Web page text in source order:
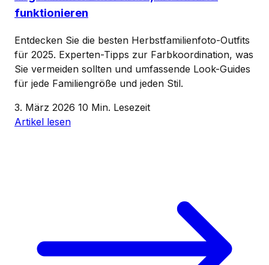
funktionieren
Entdecken Sie die besten Herbstfamilienfoto-Outfits
für 2025. Experten-Tipps zur Farbkoordination, was
Sie vermeiden sollten und umfassende Look-Guides
für jede Familiengröße und jeden Stil.
3. März 2026 10 Min. Lesezeit
Artikel lesen